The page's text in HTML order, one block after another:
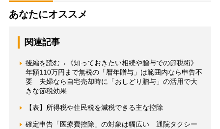
あなたにオススメ
関連記事
後編を読む→《知っておきたい相続や贈与での節税術》
年額110万円まで無税の「暦年贈与」は範囲内なら申告不
要 夫婦なら自宅売却時に「おしどり贈与」の活用で大
きな節税効果
【表】所得税や住民税を減税できる主な控除
確定申告「医療費控除」の対象は幅広い 通院タクシー